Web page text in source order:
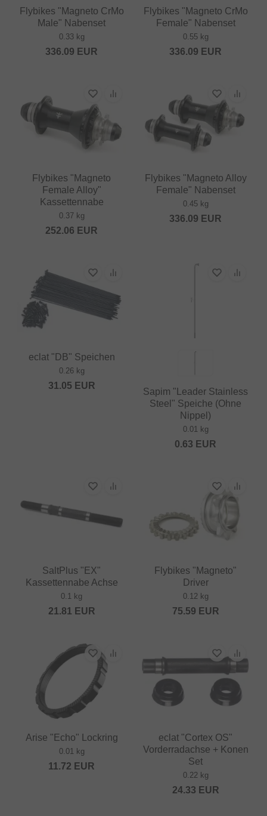
Flybikes "Magneto CrMo
Male" Nabenset
0.33 kg
336.09 EUR
Flybikes "Magneto CrMo
Female" Nabenset
0.55 kg
336.09 EUR
Flybikes "Magneto
Female Alloy"
Kassettennabe
0.37 kg
252.06 EUR
Flybikes "Magneto Alloy
Female" Nabenset
0.45 kg
336.09 EUR
eclat "DB" Speichen
0.26 kg
31.05 EUR
Sapim "Leader Stainless
Steel" Speiche (Ohne
Nippel)
0.01 kg
0.63 EUR
SaltPlus "EX"
Kassettennabe Achse
0.1 kg
21.81 EUR
Flybikes "Magneto"
Driver
0.12 kg
75.59 EUR
Arise "Echo" Lockring
0.01 kg
11.72 EUR
eclat "Cortex OS"
Vorderradachse + Konen
Set
0.22 kg
24.33 EUR